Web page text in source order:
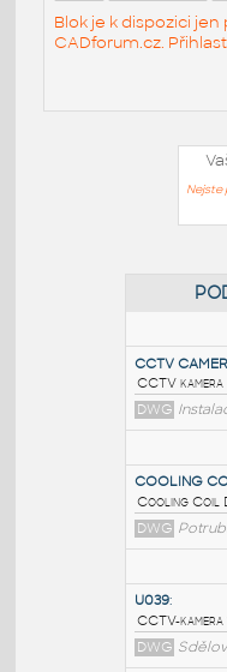
Blok je k dispozici
CADforum.cz.
Nejste
CCTV
CCTV
DWG